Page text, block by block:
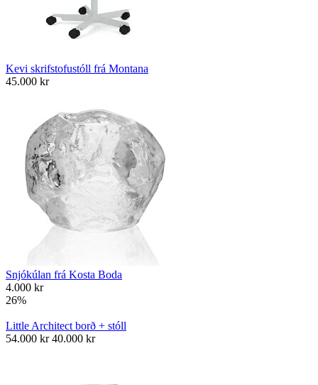
Kevi skrifstofustóll frá Montana
45.000 kr
Snjókúlan frá Kosta Boda
4.000 kr
26%
Little Architect borð + stóll
54.000 kr 40.000 kr